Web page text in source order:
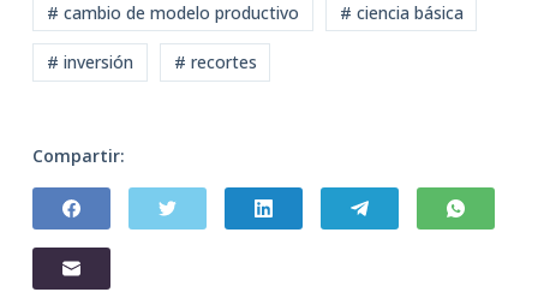
# cambio de modelo productivo # ciencia básica
# inversión # recortes
Compartir: